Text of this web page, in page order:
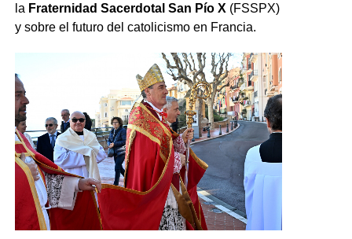
la Fraternidad Sacerdotal San Pío X (FSSPX)
y sobre el futuro del catolicismo en Francia.